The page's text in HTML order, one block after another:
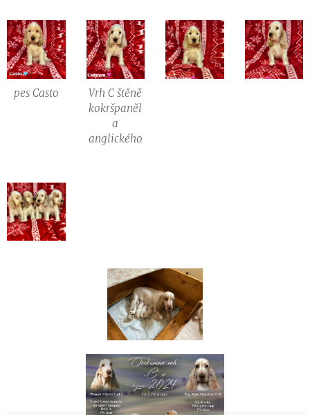
pes Casto
Vrh C štěně
kokršpaněl
a
anglického